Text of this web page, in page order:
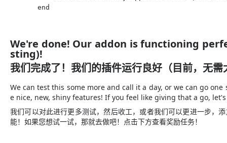
    end
We're done! Our addon is functioning
sting)!
我们完成了！我们的插件运行良好（目前，无需
We can test this some more and call it a day, or we can goone
e nice, new, shiny features! If you feel like giving that a go,
我们可以对此进行更多测试，然后收工，或者我们可以更进一步，
能！如果您想试一试，那就去做吧！点击下方查看奖励任务！